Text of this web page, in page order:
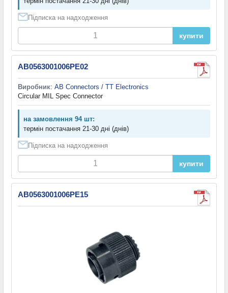
Підписка на надходження
купити
AB0563001006PE02
Виробник: AB Connectors / TT Electronics
Circular MIL Spec Connector
на замовлення 94 шт:
термін постачання 21-30 дні (днів)
Підписка на надходження
купити
AB0563001006PE15